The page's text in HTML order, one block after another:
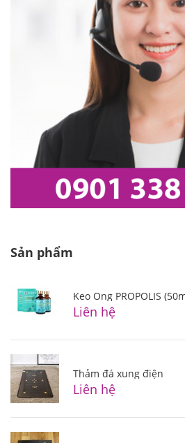
Sản phẩm
Keo Ong PROPOLIS
Liên hệ
Thảm đá xung điện
Liên hệ